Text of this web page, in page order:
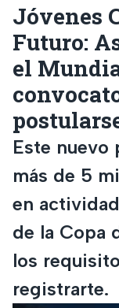
Jóvenes
Futuro:
el
Este nuevo
más de 5
en
de la Copa
los
registrarte.